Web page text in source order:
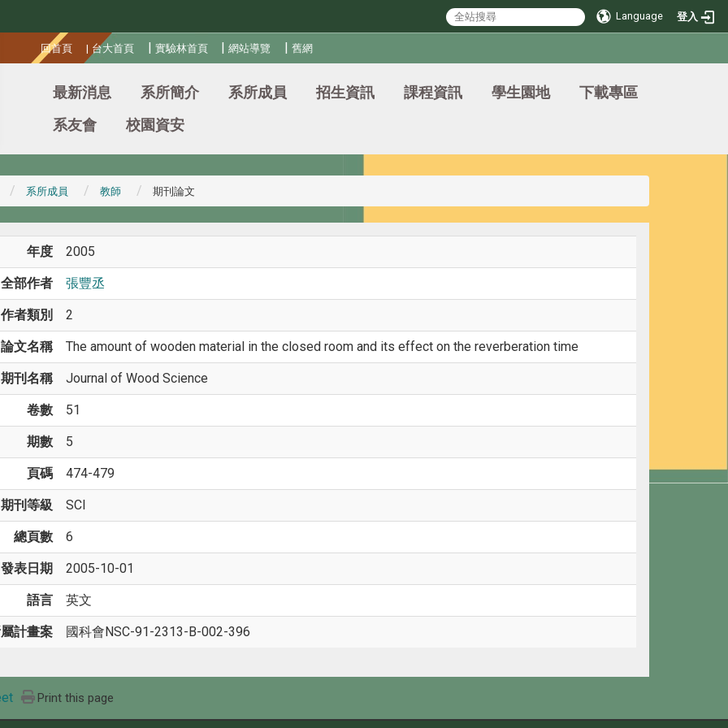
Language 登入
回首頁 | 台大首頁 | 實驗林首頁 |網站導覽 |舊網
最新消息 系所簡介 系所成員 招生資訊 課程資訊 學生園地
下載專區
系友會
校園資安
系所成員 教師 期刊論文
年度 2005
全部作者 張豐丞
作者類別 2
論文名稱 The amount of wooden material in the closed room and its effect on the reverberation time
期刊名稱 Journal of Wood Science
卷數 51
期數 5
頁碼 474-479
期刊等級 SCI
總頁數 6
發表日期 2005-10-01
語言 英文
計畫案 國科會NSC-91-2313-B-002-396
Print this page